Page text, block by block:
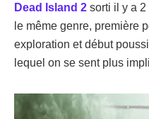
Dead Island 2 sorti il y a
le même genre, première
exploration et début
lequel on se sent plus